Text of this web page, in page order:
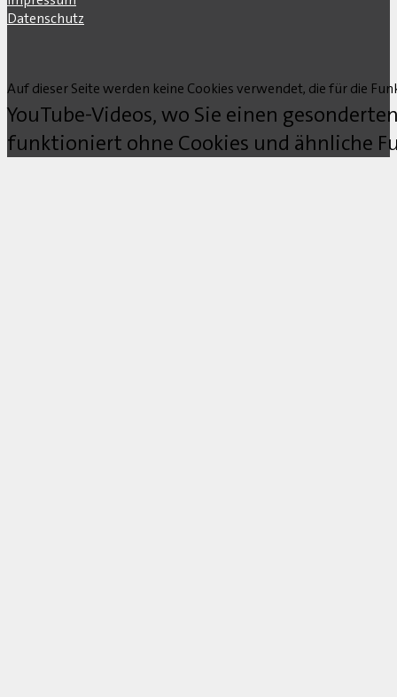
Datenschutz
Auf dieser Seite werden keine Cookies verwendet, die für die
YouTube-Videos, wo Sie einen
funktioniert ohne Cookies und ähnliche